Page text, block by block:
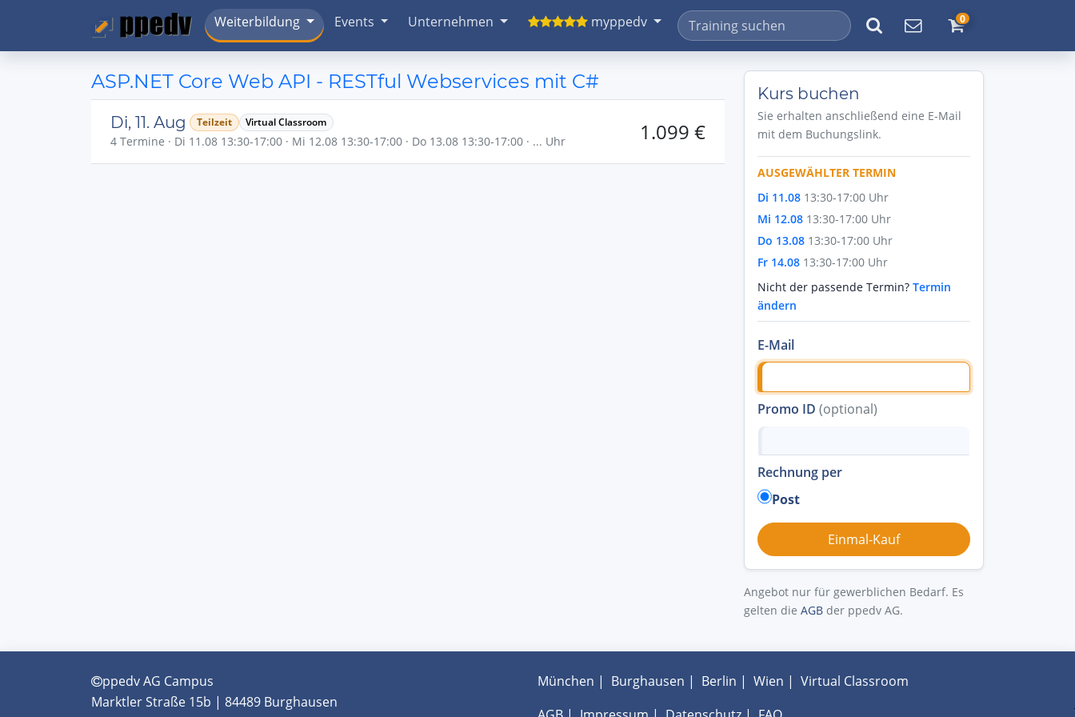
Weiterbildung Events Unternehmen myppedv 0
ASP.NET Core Web API - RESTful Webservices mit C#
Di, 11. Aug Teilzeit Virtual Classroom
4 Termine · Di 11.08 13:30-17:00 · Mi 12.08 13:30-17:00 · Do 13.08 13:30-17:00 · ... Uhr 1.099 €
Kurs buchen
Sie erhalten anschließend eine E-Mail
mit dem Buchungslink.
AUSGEWÄHLTER TERMIN
Di 11.08 13:30-17:00 Uhr
Mi 12.08 13:30-17:00 Uhr
Do 13.08 13:30-17:00 Uhr
Fr 14.08 13:30-17:00 Uhr
Nicht der passende Termin? Termin
ändern
E-Mail
Promo ID (optional)
Rechnung per
Post
Angebot nur für gewerblichen Bedarf. Es
gelten die AGB der ppedv AG.
ppedv AG Campus
Marktler Straße 15b | 84489 Burghausen
München | Burghausen | Berlin | Wien | Virtual Classroom